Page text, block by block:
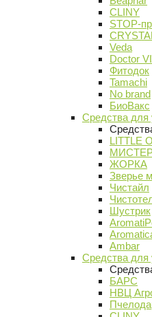
CLINY
STOP-
Veda
Doctor
Фитодок
Tamachi
No brand
БиоВакс
Средства для
LITTLE
ЖОРКА
Зверье
Чистайл
Шустрик
Ambar
Средства для
БАРС
НВЦ